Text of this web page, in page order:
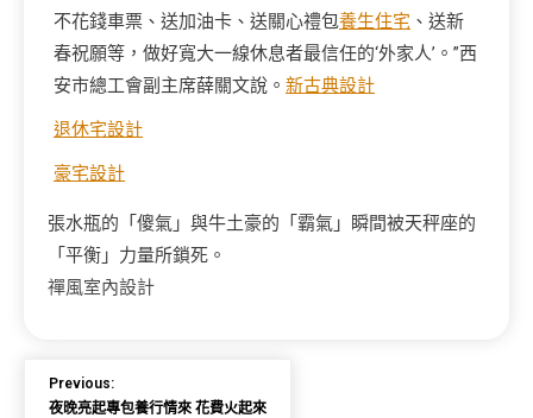
不花錢車票、送加油卡、送關心禮包養生住宅 、送新
春祝願等，做好寬大一線休息者最信任的‘外家人’。”西
安市總工會副主席薛關文說。 新古典設計
退休宅設計
豪宅設計
張水瓶的「傻氣」與牛土豪的「霸氣」瞬間被天秤座的
「平衡」力量所鎖死。
禪風室內設計
Previous:
夜晚亮起專包養行情來 花費火起來